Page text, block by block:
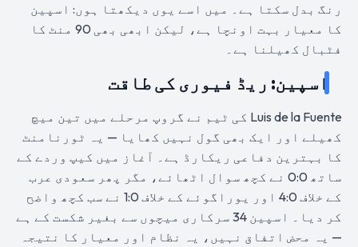
رنگ بدل سکتا ہے۔ میں اسے یوں دیکھتا ہوں: اسپین
کا معیار بہت اونچا ہے، لیکن ابھی بھی 90 منٹ کا
فٹبال کھیلنا ہے۔
اسپین: ریڈ فیوری کی طاقت
Luis de la Fuente کی ٹیم نے گروپ مرحلے میں تین میچ
کھیلے اور ایک بھی گول نہیں کھایا — یہ ٹورنامنٹ
کا بہترین دفاعی ریکارڈ ہے۔ آغاز میں کیپ وردے کے
ساتھ 0:0 نے کچھ سوال اٹھائے، مگر پھر سعودی عرب
کے خلاف 4:0 اور یوراگوئے کے خلاف 1:0 نے سب کچھ واضح
کر دیا۔ اسپین 34 سرکاری میچوں سے بغیر شکست کے ہے
— یہ محض اتفاق نہیں، یہ نظام اور معیار کا نتیجہ